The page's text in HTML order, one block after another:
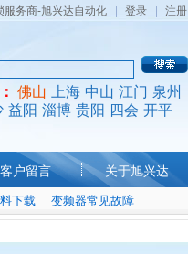
服务商-旭兴达自动化 登录 注册
佛山 上海 中山 江门 泉州
益阳 淄博 贵阳 四会 开平
客户留言 关于旭兴达
下载 变频器常见故障